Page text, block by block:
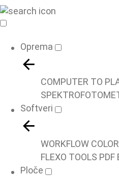
Oprema
COMPUTER TO
Softveri
WORKFLOW
FLEXO TOOLS PDF
Ploče